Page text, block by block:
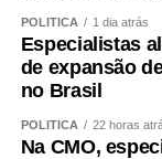
POLÍTICA 1 dia atrás
Especialistas
de expansão
no Brasil
POLÍTICA 22 horas
Na CMO,